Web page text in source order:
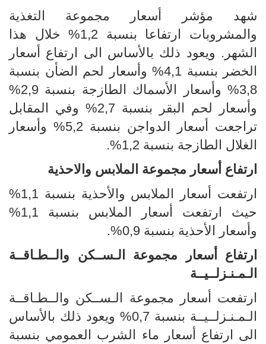
شهد مؤشر أسعار مجموعة التغذية
والمشروبات ارتفاعا بنسبة 1,2% خلال هذا
الشهر. ويعود ذلك بالأساس الى ارتفاع أسعار
الخضر بنسبة 4,1% وأسعار لحم الضأن بنسبة
3,8% وأسعار الأسماك الطازجة بنسبة 2,9%
وأسعار لحم البقر بنسبة 2,7% وفي المقابل
تراجعت أسعار الدواجن بنسبة 5,2% وأسعار
الغلال الطازجة بنسبة 1,2%.
ارتفاع أسعار مجموعة الملابس والاحذية
ارتفعت أسعار الملابس والأحذية بنسبة 1,1%
حيث ارتفعت أسعار الملابس بنسبة 1,1%
وأسعار الأحذية بنسبة 0,9%.
ارتفاع أسعار مجموعة الـســكن والــطـاقــة
الـمـنـزلــيــة
ارتفعت أسعار مجموعة الـســكن والــطـاقــة
الـمـنـزلــيــة بنسبة 0,7% ويعود ذلك بالأساس
الى ارتفاع أسعار ماء الشرب العمومي بنسبة